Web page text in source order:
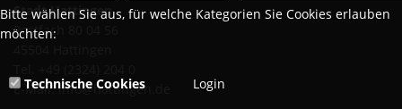
Stadt Hattingen
Postfach 80 04 56
E-Mail:info@hattingen.de
Bitte wählen Sie aus, für welche Kategorien Sie Cookies erlauben
möchten:
Technische Cookies Login